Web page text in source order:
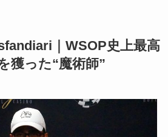
｜WSOP史上最高
獲った“魔術師”